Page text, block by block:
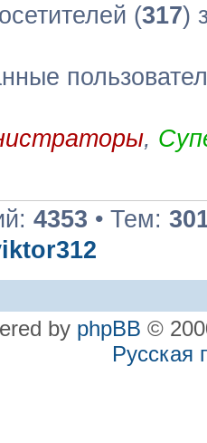
(317)
,
4353 • Тем:
by phpBB ©
Русская